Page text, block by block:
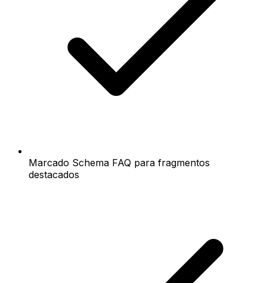
Marcado Schema FAQ para fragmentos
destacados